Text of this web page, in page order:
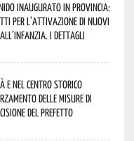
inaugurato in provincia:
per l’attivazione di nuovi
I dettagli
e nel centro storico
delle misure di
del Prefetto